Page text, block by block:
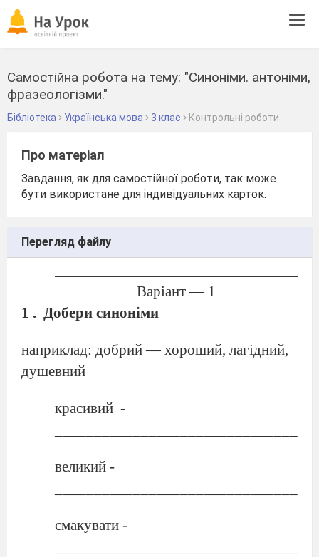
Самостійна робота на тему: "Синоніми. антоніми,
фразеологізми."
Бібліотека Українська мова 3 клас Контрольні роботи
Про матеріал
Завдання, як для самостійної роботи, так може
бути використане для індивідуальних карток.
Перегляд файлу
Варіант — 1
1 . Добери синоніми
наприклад: добрий — хороший, лагідний,
душевний
красивий -
великий -
смакувати -